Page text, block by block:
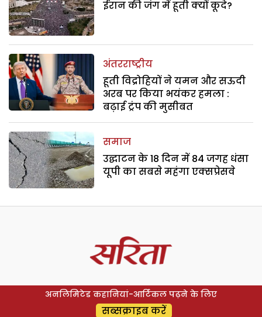
ईरान की जंग में हूती क्यों कूदे?
अंतरराष्ट्रीय
हूती विद्रोहियों ने यमन और सऊदी
अरब पर किया भयंकर हमला :
बढ़ाई ट्रंप की मुसीबत
समाज
उद्घाटन के 18 दिन में 84 जगह धंसा
यूपी का सबसे महंगा एक्सप्रेसवे
अनलिमिटेड कहानियां-आर्टिकल पढ़ने के लिए
सब्सक्राइब करें